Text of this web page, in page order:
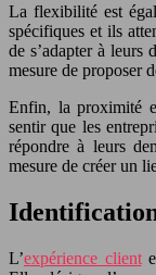
La flexibilité est
spécifiques et ils
de s’adapter à leurs
mesure de proposer
Enfin, la proximité
sentir que les
répondre à leurs
mesure de créer un
L’expérience client